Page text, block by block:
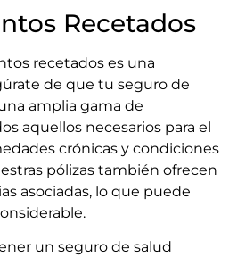
Recetados
recetados es una
de que tu seguro de
amplia gama de
aquellos necesarios para el
crónicas y condiciones
pólizas también ofrecen
asociadas, lo que puede
un seguro de salud